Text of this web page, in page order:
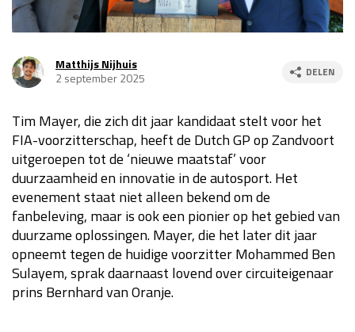
GP VERENIGDE STATEN 2026 23 - 25 okt
Race
zo 21:00 - 23:00
GP MEXICO 2026 30 okt - 01 nov
Kwalificatie
GP SÃO PAULO 2026 06 - 08 nov
Kwalificatie
za 19:00 - 20:00
Race
zo 18:00 - 20:00
LAS VEGAS GRAND PRIX 2026 20 - 22 nov
Matthijs Nijhuis
2 september 2025
DELEN
Tim Mayer, die zich dit jaar kandidaat stelt voor het
FIA-voorzitterschap, heeft de Dutch GP op Zandvoort
uitgeroepen tot de ‘nieuwe maatstaf’ voor
duurzaamheid en innovatie in de autosport. Het
evenement staat niet alleen bekend om de
fanbeleving, maar is ook een pionier op het gebied van
duurzame oplossingen. Mayer, die het later dit jaar
opneemt tegen de huidige voorzitter Mohammed Ben
Sulayem, sprak daarnaast lovend over circuiteigenaar
prins Bernhard van Oranje.